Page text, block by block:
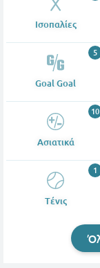
Ισοπαλίες
Goal Goal
5
Ασιατικά
10
Tένις
1